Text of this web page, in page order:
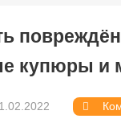
купюры и